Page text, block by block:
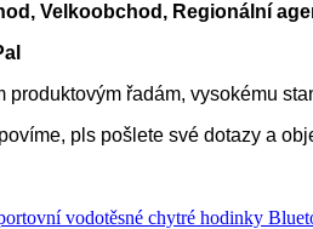
Velkoobchod, Regionální
produktovým řadám, vysokému
pls pošlete své dotazy a